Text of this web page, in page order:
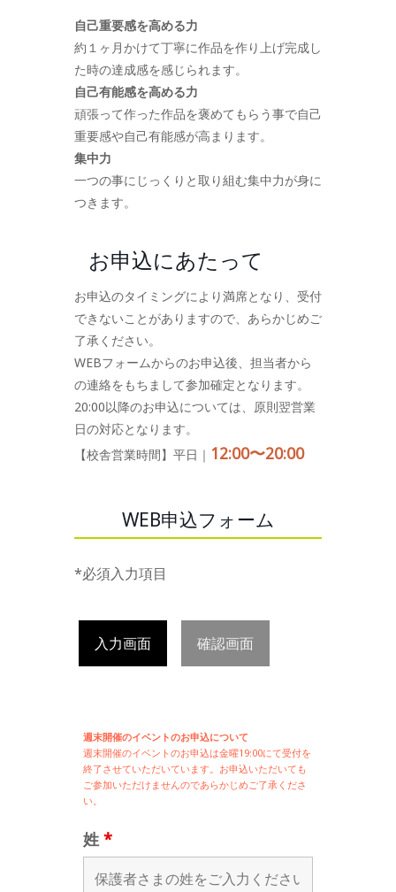
自己重要感を高める力
約１ヶ月かけて丁寧に作品を作り上げ完成し
た時の達成感を感じられます。
自己有能感を高める力
頑張って作った作品を褒めてもらう事で自己
重要感や自己有能感が高まります。
集中力
一つの事にじっくりと取り組む集中力が身に
つきます。
お申込にあたって
お申込のタイミングにより満席となり、受付
できないことがありますので、あらかじめご
了承ください。
WEBフォームからのお申込後、担当者から
の連絡をもちまして参加確定となります。
20:00以降のお申込については、原則翌営業
日の対応となります。
【校舎営業時間】平日｜ 12:00〜20:00
WEB申込フォーム
*必須入力項目
入力画面 確認画面
週末開催のイベントのお申込について
週末開催のイベントのお申込は金曜19:00にて受付を
終了させていただいています。お申込いただいても
ご参加いただけませんのであらかじめご了承くださ
い。
姓 *